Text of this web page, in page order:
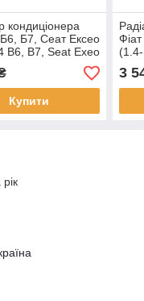
кондиціонера
Б7, Сеат Ексео
B6, B7, Seat Exeo
Купити
3